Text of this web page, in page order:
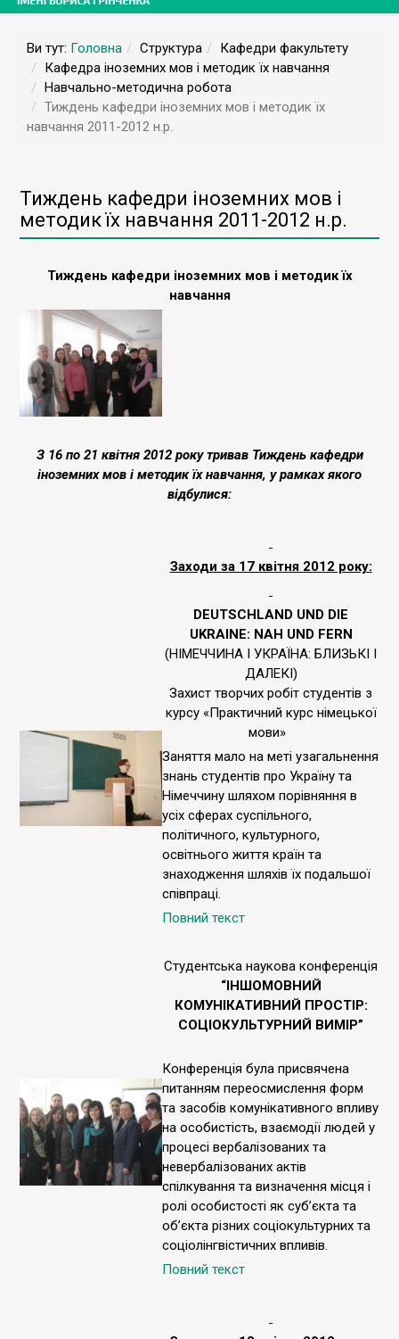
Ви тут: Головна Структура
Кафедри факультету
Кафедра іноземних мов і методик їх навчання
Навчально-методична робота
Тиждень кафедри іноземних мов і методик їх
навчання 2011-2012 н.р.
Тиждень кафедри іноземних мов і
методик їх навчання 2011-2012 н.р.
Тиждень кафедри іноземних мов і методик їх
навчання
З 16 по 21 квітня 2012 року тривав Тиждень кафедри
іноземних мов і методик їх навчання, у рамках якого
відбулися:
Заходи за 17 квітня 2012 року:
DEUTSCHLAND UND DIE
UKRAINE: NAH UND FERN
(НІМЕЧЧИНА І УКРАЇНА: БЛИЗЬКІ І
ДАЛЕКІ)
Захист творчих робіт студентів з
курсу «Практичний курс німецької
мови»
Заняття мало на меті узагальнення
знань студентів про Україну та
Німеччину шляхом порівняння в
усіх сферах суспільного,
політичного, культурного,
освітнього життя країн та
знаходження шляхів їх подальшої
співпраці.
Повний текст
Студентська наукова конференція
“ІНШОМОВНИЙ
КОМУНІКАТИВНИЙ ПРОСТІР:
СОЦІОКУЛЬТУРНИЙ ВИМІР”
Конференція була присвячена
питанням переосмислення форм
та засобів комунікативного впливу
на особистість, взаємодії людей у
процесі вербалізованих та
невербалізованих актів
спілкування та визначення місця і
ролі особистості як суб’єкта та
об’єкта різних соціокультурних та
соціолінгвістичних впливів.
Повний текст